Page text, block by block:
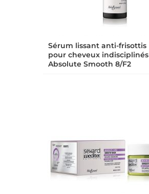
Sérum lissant anti-frisottis
pour cheveux indisciplinés
Absolute Smooth 8/F2